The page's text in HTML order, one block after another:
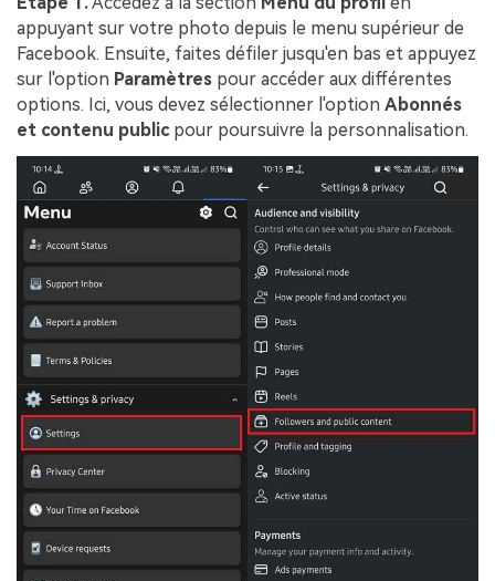
appuyant sur votre photo depuis le menu supérieur de
Facebook. Ensuite, faites défiler jusqu'en bas et appuyez
sur l'option Paramètres pour accéder aux différentes
options. Ici, vous devez sélectionner l'option Abonnés
et contenu publicpour poursuivre la personnalisation.